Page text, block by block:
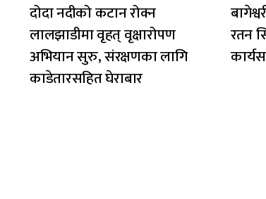
दोदा नदीको कटान रोक्न
लालझाडीमा वृहत् वृक्षारोपण
अभियान सुरु, संरक्षणका लागि
काडेतारसहित घेराबार
रतन